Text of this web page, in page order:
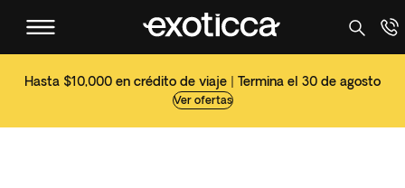
Hasta $10,000 en crédito de viaje | Termina el 30 de agosto
Ver ofertas